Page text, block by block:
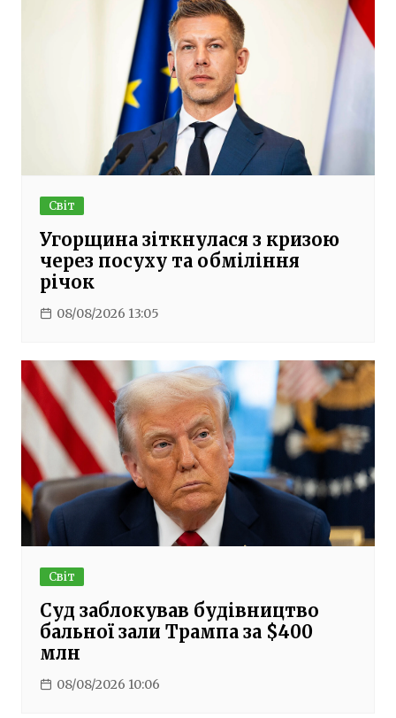
Світ
Угорщина зіткнулася з кризою
через посуху та обміління
річок
08/08/2026 13:05
Світ
Суд заблокував будівництво
бальної зали Трампа за $400
млн
08/08/2026 10:06